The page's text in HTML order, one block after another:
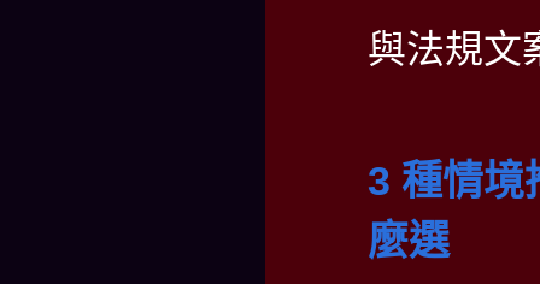
與法規文
3 種情境
麼選